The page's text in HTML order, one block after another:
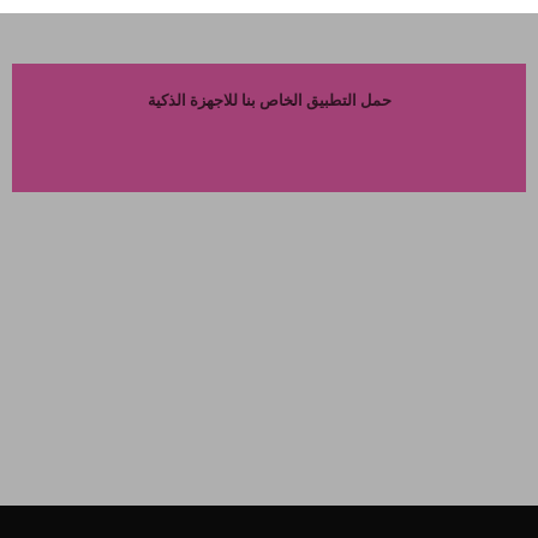
حمل التطبيق الخاص بنا للاجهزة الذكية